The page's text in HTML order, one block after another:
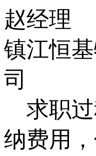
赵经理
镇江恒
司
求职
纳费用